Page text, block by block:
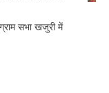
सभा खजुरी में